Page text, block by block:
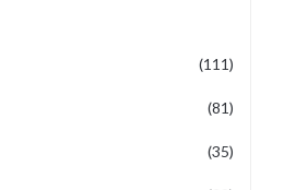
(111)
(81)
(35)